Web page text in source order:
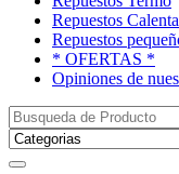
Repuestos
Repuestos
* OFERTAS *
Opiniones de
Buscar: